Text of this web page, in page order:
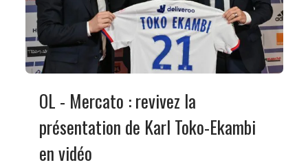
OL - Mercato : revivez la
présentation de Karl Toko-Ekambi
en vidéo